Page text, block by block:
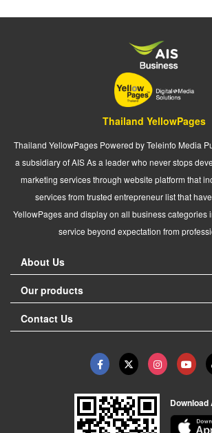
Thailand YellowPages
Thailand YellowPages Powered by Teleinfo Media
a subsidiary of AIS As a leader who never stops
marketing services through website platform that
services from trusted entrepreneur list that
YellowPages and display on all business categories
service beyond expectation from
About Us
Our products
Contact Us